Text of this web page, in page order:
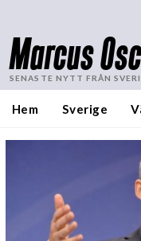
Marcus
SENASTE NYTT FRÅN
Hem Sverige